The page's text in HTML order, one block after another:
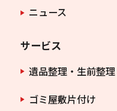
ニュース
サービス
遺品整理・生前整理
ゴミ屋敷片付け